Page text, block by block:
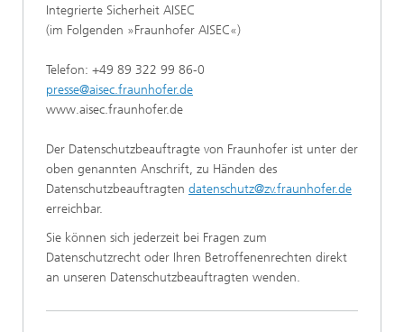
Integrierte Sicherheit AISEC
(im Folgenden »Fraunhofer AISEC«)
Telefon: +49 89 322 99 86-0
presse@aisec.fraunhofer.de
www.aisec.fraunhofer.de
Der Datenschutzbeauftragte von Fraunhofer ist unter der
oben genannten Anschrift, zu Händen des
Datenschutzbeauftragten datenschutz@zv.fraunhofer.de
erreichbar.
Sie können sich jederzeit bei Fragen zum
Datenschutzrecht oder Ihren Betroffenenrechten direkt
an unseren Datenschutzbeauftragten wenden.